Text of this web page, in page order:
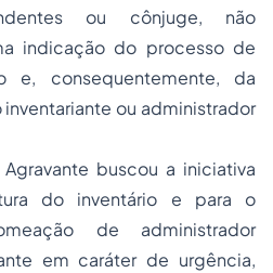
ou cônjuge, não
indicação do processo de
e, consequentemente, da
ou administrador
buscou a iniciativa
do inventário e para o
de administrador
em caráter de urgência,